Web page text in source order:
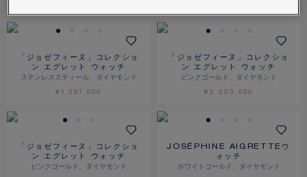
「ジョゼフィーヌ」コレクショ
ン エグレット ウォッチ
ステンレススティール、ダイヤモンド
¥1,287,000
「ジョゼフィーヌ」コレクショ
ン エグレット ウォッチ
ピンクゴールド、ダイヤモンド
¥5,203,000
「ジョゼフィーヌ」コレクショ
ン エグレット ウォッチ
ピンクゴールド、ダイヤモンド
JOSÉPHINE AIGRETTEウ
ォッチ
ホワイトゴールド、ダイヤモンド